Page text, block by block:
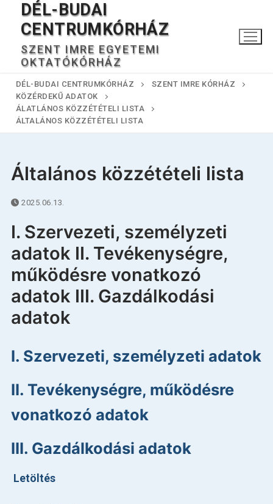
Ugrás
tartalomra
DÉL-BUDAI
CENTRUMKÓRHÁZ
SZENT IMRE EGYETEMI
OKTATÓKÓRHÁZ
Keresése:
Kórházunkról
Betegellátás
Elérhetőségeink
DÉL-BUDAI CENTRUMKÓRHÁZ
SZENT IMRE KÓRHÁZ
KÖZÉRDEKŰ ADATOK
ÁLATLÁNOS KÖZZÉTÉTELI LISTA
ÁLTALÁNOS KÖZZÉTÉTELI LISTA
Általános közzétételi lista
2025.06.13.
I. Szervezeti, személyzeti
adatok II. Tevékenységre,
működésre vonatkozó
adatok III. Gazdálkodási
adatok
I. Szervezeti, személyzeti adatok
II. Tevékenységre, működésre
vonatkozó adatok
III. Gazdálkodási adatok
Letöltés